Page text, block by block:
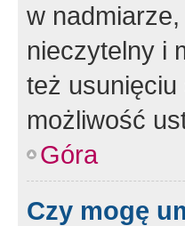
w
nieczytelny i
też usunięciu
możliwość
Góra
Czy mogę